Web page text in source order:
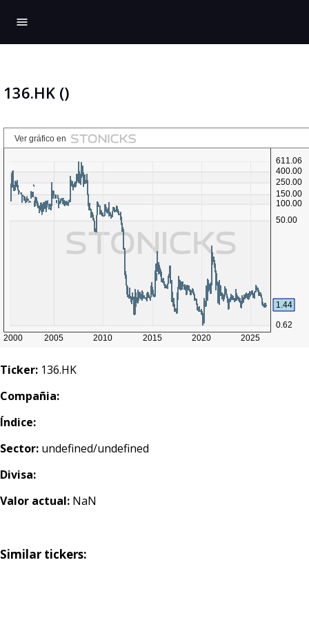
menu
136.HK ()
Ticker: 136.HK
Compañia:
Índice:
Sector: undefined/undefined
Divisa:
Valor actual: NaN
Similar tickers: